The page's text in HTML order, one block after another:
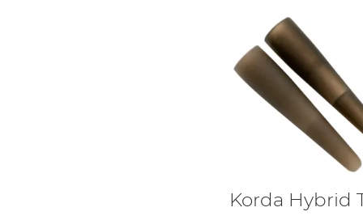
L'une des éditions les plus importantes de votrebas de ligne
brochets qui se nourrissent sur le fond, car vous avez besoin
plombs arrière, les plombs à poignée, les plombs à poire d'eau et
bas de ligneau reste
Trop
le bas de ligne peut vous faire perdre votre ligne principale et
Les émerillons et les maillons vous permettent de créer votre
Korda Hybrid